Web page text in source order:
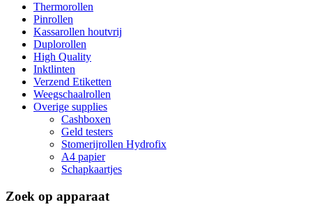
Thermorollen
Pinrollen
Kassarollen houtvrij
Duplorollen
High Quality
Inktlinten
Verzend Etiketten
Weegschaalrollen
Overige supplies
Cashboxen
Geld testers
Stomerijrollen Hydrofix
A4 papier
Schapkaartjes
Zoek op apparaat